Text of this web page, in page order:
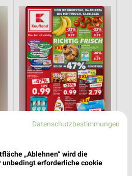
Angebote ab 06.08.
Gültig bis Mi. 12.08.
Datenschutzbestimmungen
„Ablehnen“ wird die
erforderliche cookie